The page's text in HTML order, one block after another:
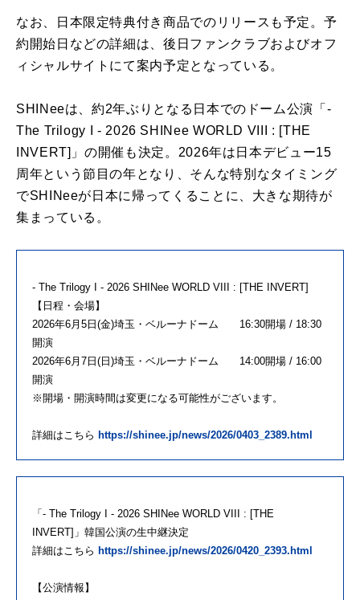
なお、日本限定特典付き商品でのリリースも予定。予
約開始日などの詳細は、後日ファンクラブおよびオフ
ィシャルサイトにて案内予定となっている。
SHINeeは、約2年ぶりとなる日本でのドーム公演「-
The Trilogy I - 2026 SHINee WORLD VIII : [THE
INVERT]」の開催も決定。2026年は日本デビュー15
周年という節目の年となり、そんな特別なタイミング
でSHINeeが日本に帰ってくることに、大きな期待が
集まっている。
- The Trilogy I - 2026 SHINee WORLD VIII : [THE INVERT]
【日程・会場】
2026年6月5日(金)埼玉・ベルーナドーム 16:30開場 / 18:30
開演
2026年6月7日(日)埼玉・ベルーナドーム 14:00開場 / 16:00
開演
※開場・開演時間は変更になる可能性がございます。
詳細はこちら https://shinee.jp/news/2026/0403_2389.html
「- The Trilogy I - 2026 SHINee WORLD VIII : [THE
INVERT]」韓国公演の生中継決定
詳細はこちら https://shinee.jp/news/2026/0420_2393.html
【公演情報】